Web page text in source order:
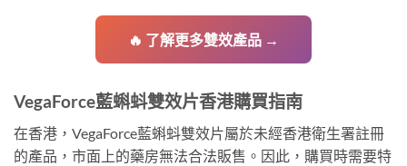
🔥 了解更多雙效產品 →
VegaForce藍蝌蚪雙效片香港購買指南
在香港，VegaForce藍蝌蚪雙效片屬於未經香港衛生署註冊
的產品，市面上的藥房無法合法販售。因此，購買時需要特